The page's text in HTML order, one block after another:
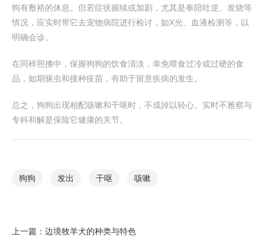
狗有敷裕的休息。但若症状握续或加剧，尤其是奉陪吐逆、发烧等
情况，应实时带它去宠物病院进行检讨，如X光、血液检测等，以
明确会诊。
在同样照拂中，保握狗狗的饮食清淡，幸免喂食过冷或过硬的食
品，如期驱虫和接种疫苗，有助于留意疾病的发生。
总之，狗狗出现相配咳嗽和干呕时，不成掉以轻心。实时不雅察与
专科和解是保险它健康的关节。
狗狗 发出 干呕 咳嗽
上一篇： 边境牧羊犬的种类与特色